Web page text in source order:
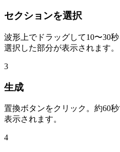
セクションを選択
波形上でドラッグして10〜30
選択した部分が表示されます。
3
生成
置換ボタンをクリック。約60
表示されます。
4